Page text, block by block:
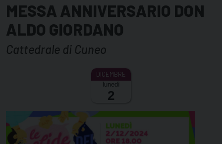
MESSA ANNIVERSARIO DON
ALDO GIORDANO
Cattedrale di Cuneo
lunedì
2